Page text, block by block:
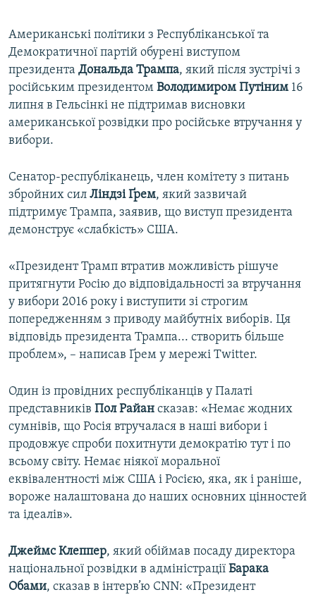
Усі сайти RFE/RL
Американські політики з Республіканської та
Демократичної партій обурені виступом
президента Дональда Трампа, який після зустрічі з
російським президентом Володимиром Путіним 16
липня в Гельсінкі не підтримав висновки
американської розвідки про російське втручання у
вибори.
Сенатор-республіканець, член комітету з питань
збройних сил Ліндзі Ґрем, який зазвичай
підтримує Трампа, заявив, що виступ президента
демонструє «слабкість» США.
«Президент Трамп втратив можливість рішуче
притягнути Росію до відповідальності за втручання
у вибори 2016 року і виступити зі строгим
попередженням з приводу майбутніх виборів. Ця
відповідь президента Трампа... створить більше
проблем», – написав Ґрем у мережі Twitter.
Один із провідних республіканців у Палаті
представників Пол Райан сказав: «Немає жодних
сумнівів, що Росія втручалася в наші вибори і
продовжує спроби похитнути демократію тут і по
всьому світу. Немає ніякої моральної
еквівалентності між США і Росією, яка, як і раніше,
вороже налаштована до наших основних цінностей
та ідеалів».
Джеймс Клеппер, який обіймав посаду директора
національної розвідки в адміністрації Барака
Обами, сказав в інтерв’ю CNN: «Президент